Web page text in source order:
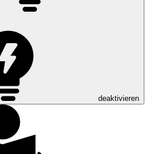
deaktivieren